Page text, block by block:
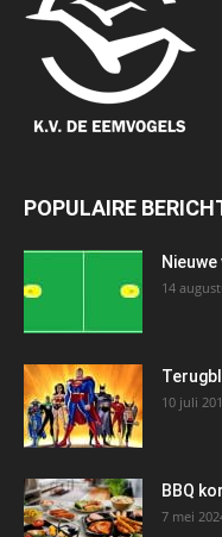
POPULAIRE
14
10 juli
BBQ
7 mei